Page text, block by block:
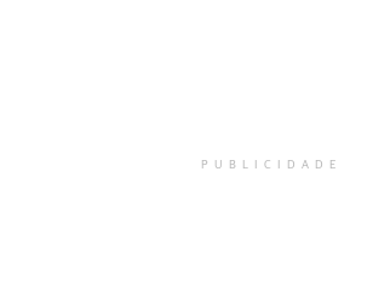
PUBLICIDADE